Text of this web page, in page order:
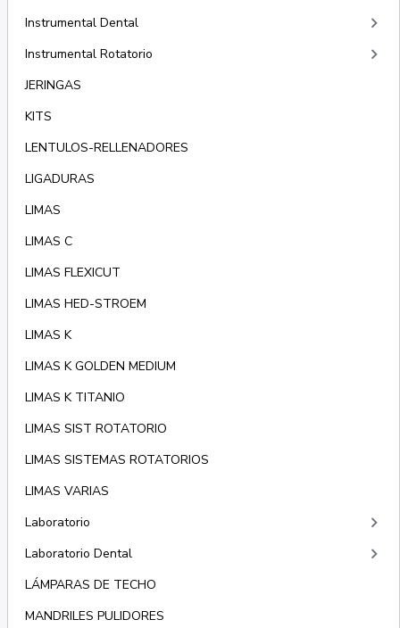
Instrumental Dental keyboard_arrow_right
Instrumental Rotatorio keyboard_arrow_right
JERINGAS
KITS
LENTULOS-RELLENADORES
LIGADURAS
LIMAS
LIMAS C
LIMAS FLEXICUT
LIMAS HED-STROEM
LIMAS K
LIMAS K GOLDEN MEDIUM
LIMAS K TITANIO
LIMAS SIST ROTATORIO
LIMAS SISTEMAS ROTATORIOS
LIMAS VARIAS
Laboratorio
keyboard_arrow_right
Laboratorio Dental keyboard_arrow_right
LÁMPARAS DE TECHO
MANDRILES PULIDORES